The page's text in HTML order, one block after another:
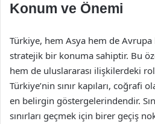
Konum ve Önemi
Türkiye, hem Asya hem de Avrupa
stratejik bir konuma sahiptir. Bu
hem de uluslararası ilişkilerdeki
Türkiye’nin sınır kapıları, coğrafi
en belirgin göstergelerindendir.
sınırları geçmek için birer geçiş